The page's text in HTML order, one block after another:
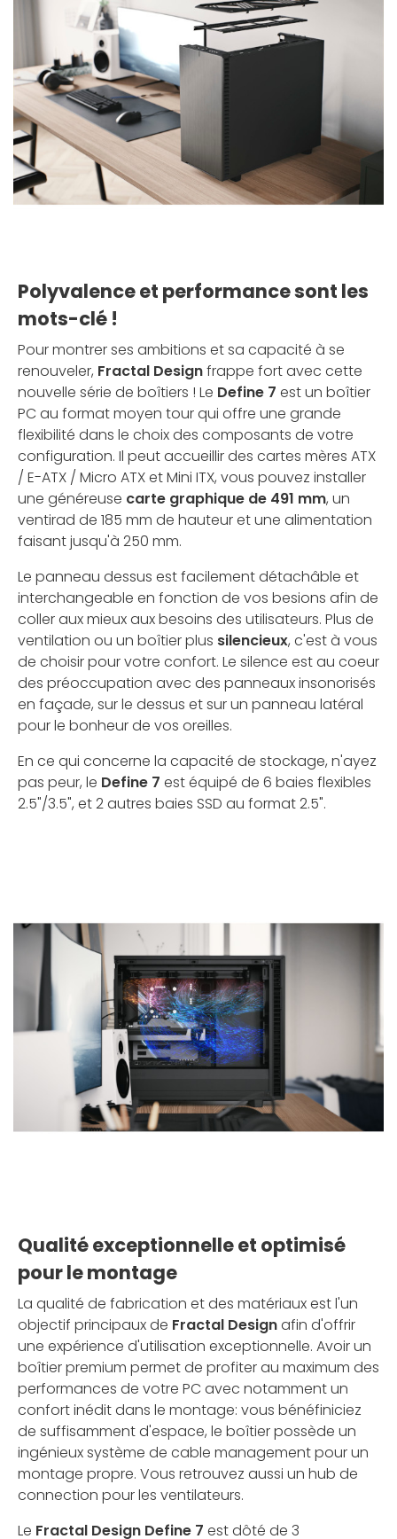
Polyvalence et performance sont les
mots-clé !
Pour montrer ses ambitions et sa capacité à se
renouveler, Fractal Designfrappe fort avec cette
nouvelle série de boîtiers ! Le Define 7 est un boîtier
PC au format moyen tour qui offre une grande
flexibilité dans le choix des composants de votre
configuration. Il peut accueillir des cartes mères ATX
/ E-ATX / Micro ATX et Mini ITX, vous pouvez installer
une généreuse carte graphique de 491 mm, un
ventirad de 185 mm de hauteur et une alimentation
faisant jusqu'à 250 mm.
Le panneau dessus est facilement détachâble et
interchangeable en fonction de vos besions afin de
coller aux mieux aux besoins des utilisateurs. Plus de
ventilation ou un boîtier plus silencieux, c'est à vous
de choisir pour votre confort. Le silence est au coeur
des préoccupation avec des panneaux insonorisés
en façade, sur le dessus et sur un panneau latéral
pour le bonheur de vos oreilles.
En ce qui concerne la capacité de stockage, n'ayez
pas peur, le Define 7 est équipé de 6 baies flexibles
2.5"/3.5", et 2 autres baies SSD au format 2.5".
Qualité exceptionnelle et optimisé
pour le montage
La qualité de fabrication et des matériaux est l'un
objectif principaux de Fractal Designafin d'offrir
une expérience d'utilisation exceptionnelle. Avoir un
boîtier premium permet de profiter au maximum des
performances de votre PC avec notamment un
confort inédit dans le montage: vous bénéfiniciez
de suffisamment d'espace, le boîtier possède un
ingénieux système de cable management pour un
montage propre. Vous retrouvez aussi un hub de
connection pour les ventilateurs.
Le Fractal Design Define 7 est dôté de 3